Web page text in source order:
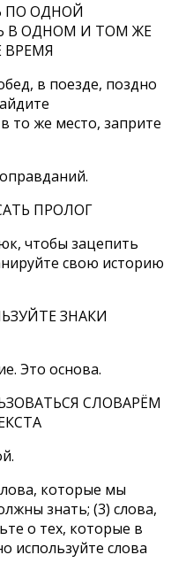
ПО ОДНОЙ
В ОДНОМ И ТОМ ЖЕ
ВРЕМЯ
в поезде, поздно
то же место, заприте
ПРОЛОГ
чтобы зацепить
свою историю
ЗНАКИ
Это основа.
СЛОВАРЁМ
которые мы
знать; (3) слова,
о тех, которые в
используйте слова